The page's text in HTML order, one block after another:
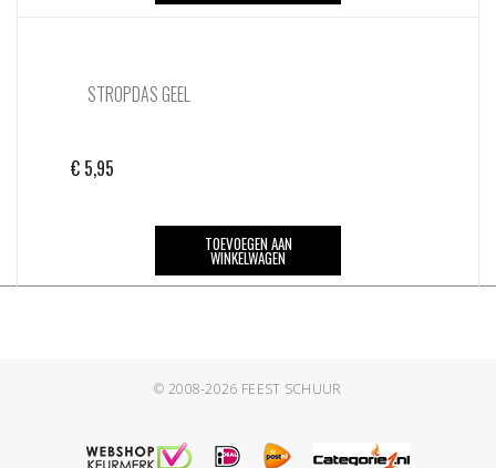
STROPDAS GEEL
€ 5,95
TOEVOEGEN AAN
WINKELWAGEN
© 2008-2026 FEEST SCHUUR